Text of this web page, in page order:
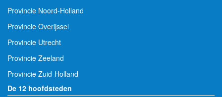
Provincie Noord-Holland
Provincie Overijssel
Provincie Utrecht
Provincie Zeeland
Provincie Zuid-Holland
De 12 hoofdsteden